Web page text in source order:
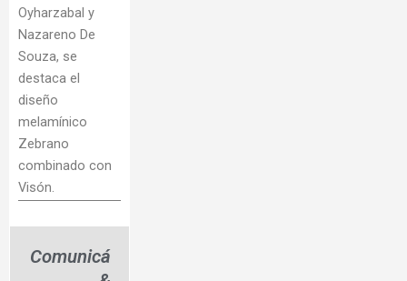
Oyharzabal y
Nazareno De
Souza, se
destaca el
diseño
melamínico
Zebrano
combinado con
Visón.
Comunicá